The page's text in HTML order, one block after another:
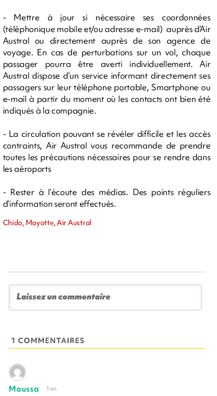
- Mettre à jour si nécessaire ses coordonnées
(téléphonique mobile et/ou adresse e-mail) auprès d’Air
Austral ou directement auprès de son agence de
voyage. En cas de perturbations sur un vol, chaque
passager pourra être averti individuellement. Air
Austral dispose d’un service informant directement ses
passagers sur leur téléphone portable, Smartphone ou
e-mail à partir du moment où les contacts ont bien été
indiqués à la compagnie.
- La circulation pouvant se révéler difficile et les accès
contraints, Air Austral vous recommande de prendre
toutes les précautions nécessaires pour se rendre dans
les aéroports
- Rester à l’écoute des médias. Des points réguliers
d’information seront effectués.
Chido, Mayotte, Air Austral
1 COMMENTAIRES
Moussa 1 an